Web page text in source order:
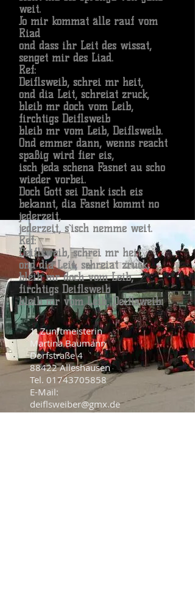
weit.
Jo mir kommat älle rauf vom
Riad
ond dass ihr Leit des wissat,
senget mir des Liad.
Ref:
Deiflsweib, schrei mr heit,
ond dia Leit, schreiat zruck,
bleib mr doch vom Leib,
firchtigs Deiflsweib
bleib mr vom Leib, Deiflsweib.
Ond emmer dann, wenns reacht
spaßig wird fier eis,
isch jeda schena Fasnet au scho
wieder vorbei.
Doch Gott sei Dank isch eis
bekannt, dia Fasnet kommt no
jederzeit,
jederzeit, s`isch nemme weit.
Ref:
Deiflsweib, schrei mr heit,
ond dia Leit, schreiat zruck,
bleib mr doch vom Leib,
firchtigs Deiflsweib
bleib mr vom Leib, Deiflsweib.
1. Zunftmeisterin
Martina Baumann
Dorfstraße 4
88422 Alleshausen
Tel. 01743705858
E-Mail:
deiflsweiber@gmx.de
ernen.